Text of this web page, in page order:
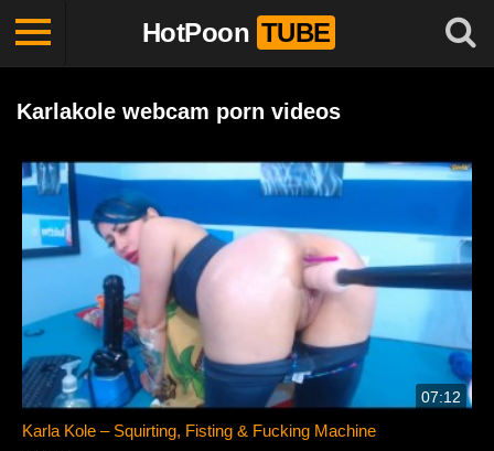
HotPoon TUBE
Karlakole webcam porn videos
07:12
Karla Kole – Squirting, Fisting & Fucking Machine